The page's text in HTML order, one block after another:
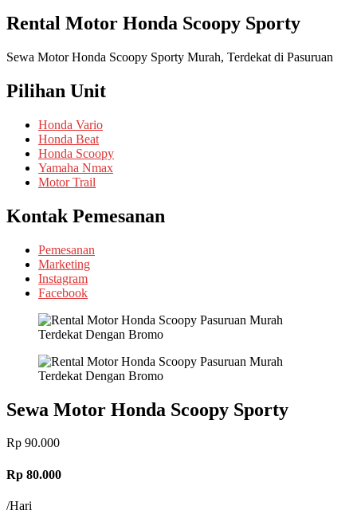
Rental Motor Honda Scoopy Sporty
Sewa Motor Honda Scoopy Sporty Murah, Terdekat di Pasuruan
Pilihan Unit
Honda Vario
Honda Beat
Honda Scoopy
Yamaha Nmax
Motor Trail
Kontak Pemesanan
Pemesanan
Marketing
Instagram
Facebook
Sewa Motor Honda Scoopy Sporty
Rp 90.000
Rp 80.000
/Hari